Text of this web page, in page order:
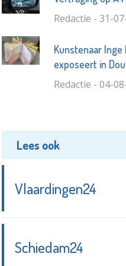
Redactie - 31-
Kunstenaar Inge
exposeert in
Redactie - 04-
Lees ook
Vlaardingen24
Schiedam24